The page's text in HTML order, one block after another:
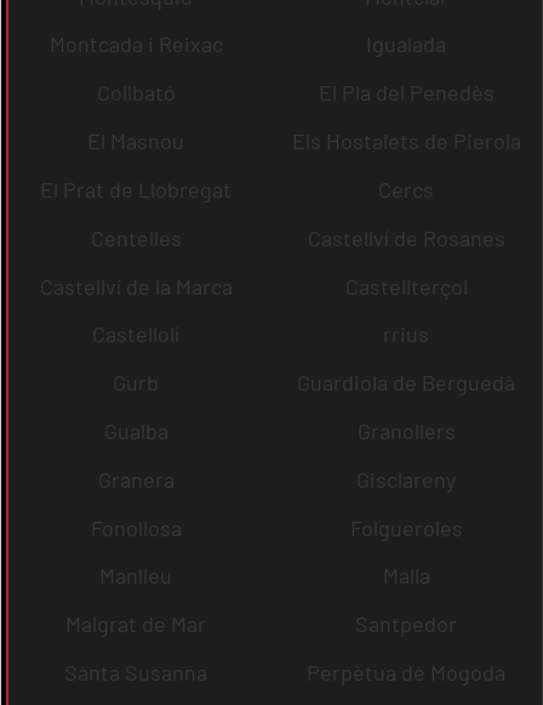
Montcada i Reixac
Igualada
Collbató
El Pla del Penedès
El Masnou
Els Hostalets de Pierola
El Prat de Llobregat
Cercs
Centelles
Castellví de Rosanes
Castellví de la Marca
Castellterçol
Castellolí
rrius
Gurb
Guardiola de Berguedà
Gualba
Granollers
Granera
Gisclareny
Fonollosa
Folgueroles
Manlleu
Malla
Malgrat de Mar
Santpedor
Santa Susanna
Perpètua de Mogoda